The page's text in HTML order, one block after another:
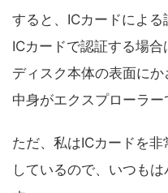
すると、ICカードによる
ICカードで認証する場
ディスク本体の表面に
中身がエクスプローラー
ただ、私はICカードを
しているので、いつも